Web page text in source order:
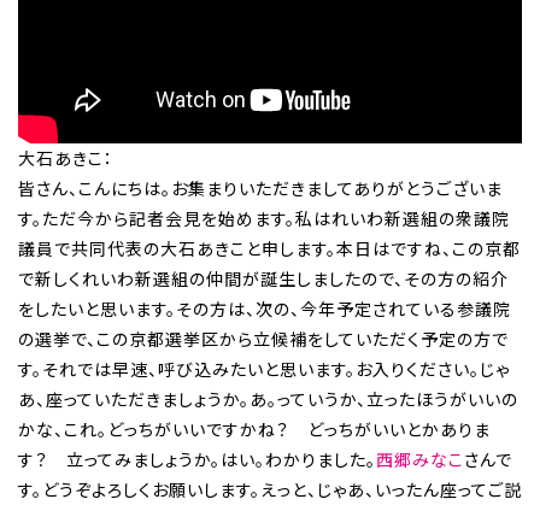
大石あきこ：
皆さん、こんにちは。お集まりいただきましてありがとうございま
す。ただ今から記者会見を始めます。私はれいわ新選組の衆議院
議員で共同代表の大石あきこと申します。本日はですね、この京都
で新しくれいわ新選組の仲間が誕生しましたので、その方の紹介
をしたいと思います。その方は、次の、今年予定されている参議院
の選挙で、この京都選挙区から立候補をしていただく予定の方で
す。それでは早速、呼び込みたいと思います。お入りください。じゃ
あ、座っていただきましょうか。あ。っていうか、立ったほうがいいの
かな、これ。どっちがいいですかね？ どっちがいいとかありま
す？ 立ってみましょうか。はい。わかりました。 西郷みなこさんで
す。どうぞよろしくお願いします。えっと、じゃあ、いったん座ってご説